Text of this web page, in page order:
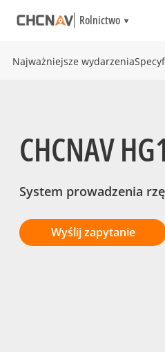
Rolnictwo
Najważniejsze wydarzenia
CHCNAV
System prowadzenia
Wyślij zapytanie